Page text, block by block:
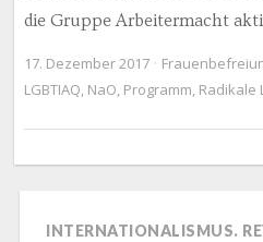
die Gruppe Arbeitermacht
17. Dezember 2017
LGBTIAQ, NaO, Programm, Radikale
INTERNATIONALISMUS.